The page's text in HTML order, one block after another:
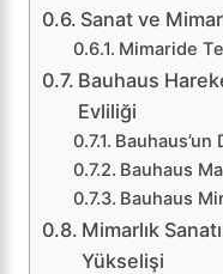
Sanat ve
Mimaride
Bauhaus
Evliliği
Bauhaus’un
Bauhaus
Bauhaus
Mimarlık
Yükselişi